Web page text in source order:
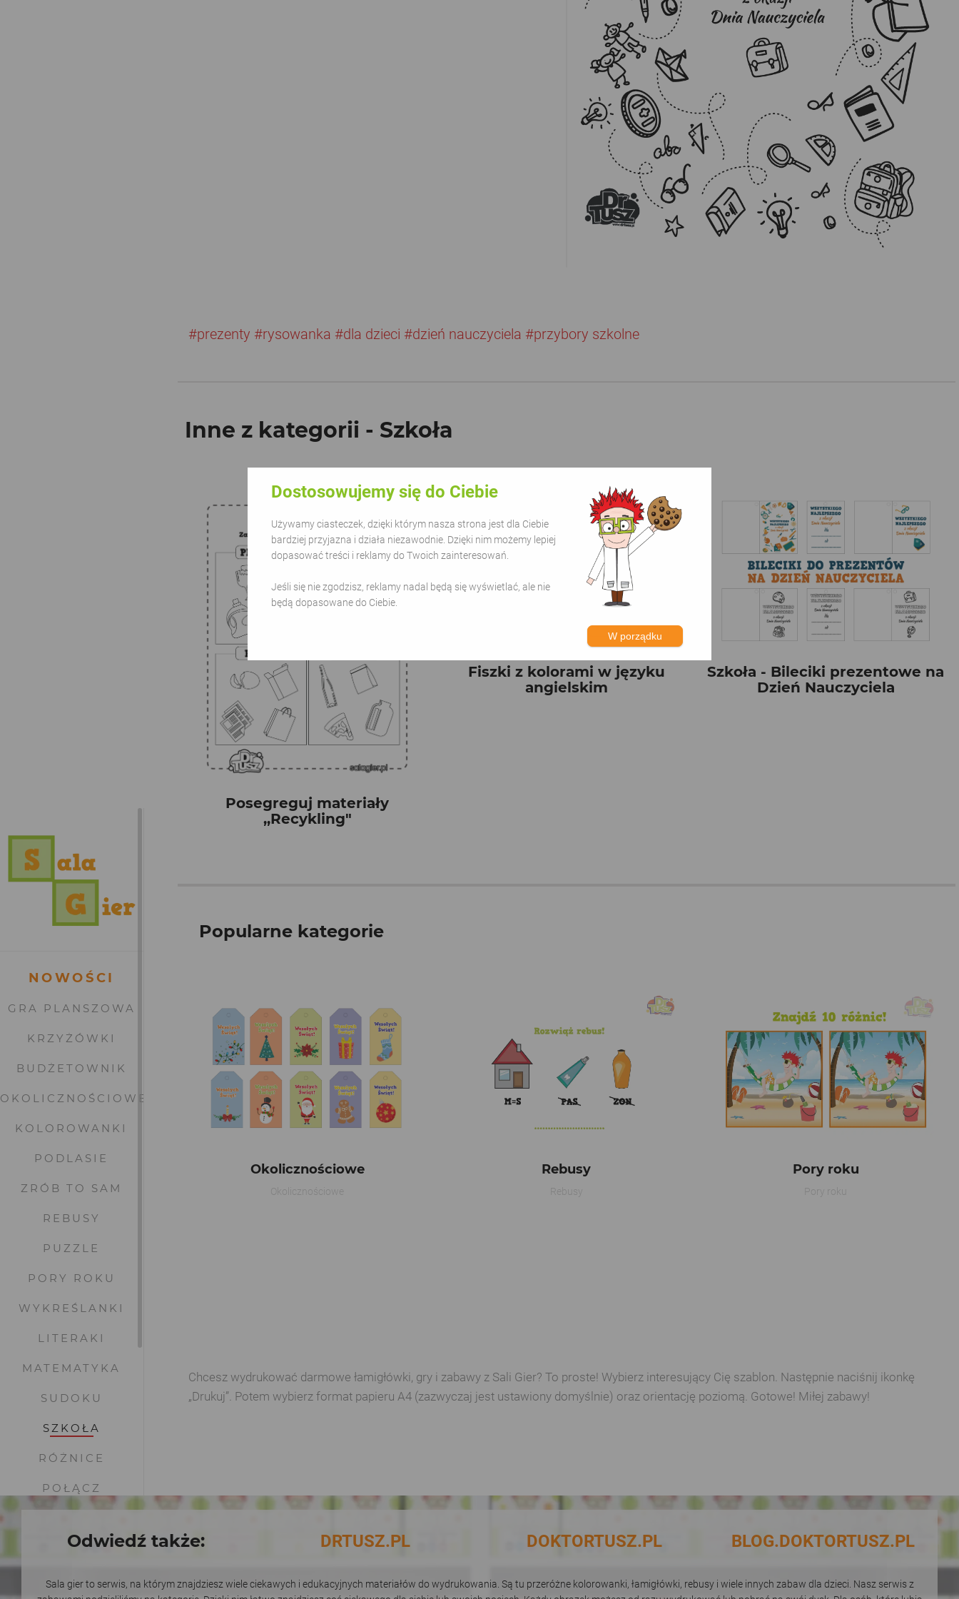
Dostosowujemy się do Ciebie
Używamy ciasteczek, dzięki którym nasza strona jest dla Ciebie
bardziej przyjazna i działa niezawodnie. Dzięki nim możemy lepiej
dopasować treści i reklamy do Twoich zainteresowań.
Jeśli się nie zgodzisz, reklamy nadal będą się wyświetlać, ale nie
będą dopasowane do Ciebie.
W porządku
NOWOŚCI
GRA PLANSZOWA
KRZYŻÓWKI
BUDŻETOWNIK
OKOLICZNOŚCIOWE
KOLOROWANKI
PODLASIE
ZRÓB TO SAM
REBUSY
PUZZLE
PORY ROKU
WYKREŚLANKI
LITERAKI
MATEMATYKA
SUDOKU
SZKOŁA
RÓŻNICE
POŁĄCZ
NAKLEJKI NA
#prezenty #rysowanka #dla dzieci #dzień nauczyciela #przybory szkolne
Inne z kategorii - Szkoła
Posegreguj materiały
,,Recykling"
Fiszki z kolorami w języku
angielskim
Szkoła - Bileciki prezentowe na
Dzień Nauczyciela
Popularne kategorie
Okolicznościowe
Okolicznościowe
Rebusy
Rebusy
Pory roku
Pory roku
Chcesz wydrukować darmowe łamigłówki, gry i zabawy z Sali Gier? To proste! Wybierz interesujący Cię szablon. Następnie naciśnij ikonkę
„Drukuj”. Potem wybierz format papieru A4 (zazwyczaj jest ustawiony domyślnie) oraz orientację poziomą. Gotowe! Miłej zabawy!
Odwiedź także: DRTUSZ.PL DOKTORTUSZ.PL BLOG.DOKTORTUSZ.PL
Sala gier to serwis, na którym znajdziesz wiele ciekawych i edukacyjnych materiałów do wydrukowania. Są tu przeróżne kolorowanki, łamigłówki, rebusy i wiele innych zabaw dla dzieci. Nasz serwis z